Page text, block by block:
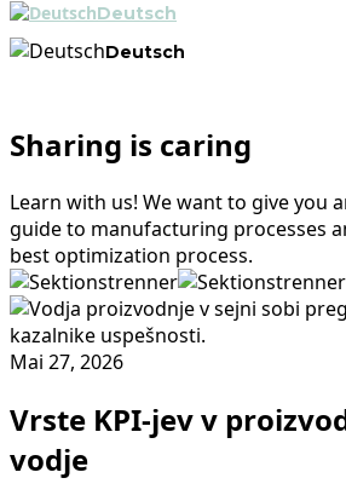
Deutsch
Deutsch
Sharing is caring
Learn with us! We want to give you
guide to manufacturing processes
best optimization process.
Mai 27, 2026
Vrste KPI-jev v
vodje